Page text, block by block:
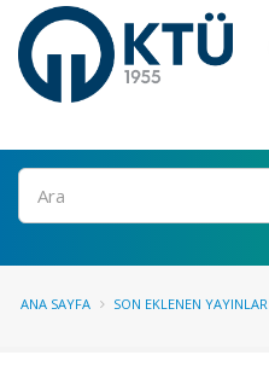
Ara
ANA SAYFA SON EKLENEN YAYINLAR